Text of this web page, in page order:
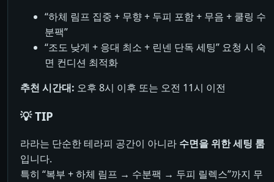
“하체 림프 집중 + 무향 + 두피 포함 + 무음 + 쿨링 수
분팩”
“조도 낮게 + 응대 최소 + 린넨 단독 세팅” 요청 시 숙
면 컨디션 최적화
추천 시간대: 오후 8시 이후 또는 오전 11시 이전
💡 TIP
라라는 단순한 테라피 공간이 아니라 수면을 위한 세팅 룸
입니다.
특히 “복부 + 하체 림프 → 수분팩 → 두피 릴렉스”까지 무